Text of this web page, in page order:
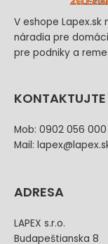
V eshope
náradia pre
pre podniky a
KONTAKTUJTE
Mob: 0902 056 000
Mail:
ADRESA
LAPEX s.r.o.
Budapeštianska 8